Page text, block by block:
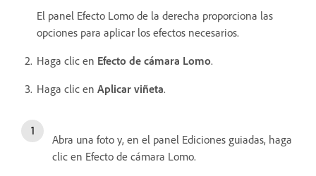
El panel Efecto Lomo de la derecha proporciona las
opciones para aplicar los efectos necesarios.
Haga clic en Efecto de cámara Lomo.
Haga clic en Aplicar viñeta.
Abra una foto y, en el panel Ediciones guiadas, haga
clic en Efecto de cámara Lomo.